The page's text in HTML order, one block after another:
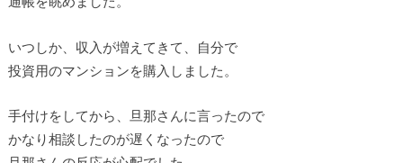
いつしか、収入が増えてきて、自分で
投資用のマンションを購入しました。
手付けをしてから、旦那さんに言ったので
かなり相談したのが遅くなったので